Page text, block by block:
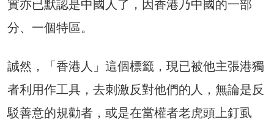
實亦已默認是中國人了，因香港乃中國的一部
分、一個特區。
誠然，「香港人」這個標籤，現已被他主張港獨
者利用作工具，去刺激反對他們的人，無論是反
駁善意的規勸者，或是在當權者老虎頭上釘虱